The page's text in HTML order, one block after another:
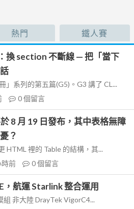
熱門 鐵人賽
換 section 不斷線 — 把「當下
」系列的第五篇(G5)。G3 講了 CL...
0個留言
8 月 19 日發布，其中表格無障
？
HTML 裡的 Table 的結構，其...
時前 0個留言
，航運 Starlink 整合運用
非大陸 DrayTek VigorC4...